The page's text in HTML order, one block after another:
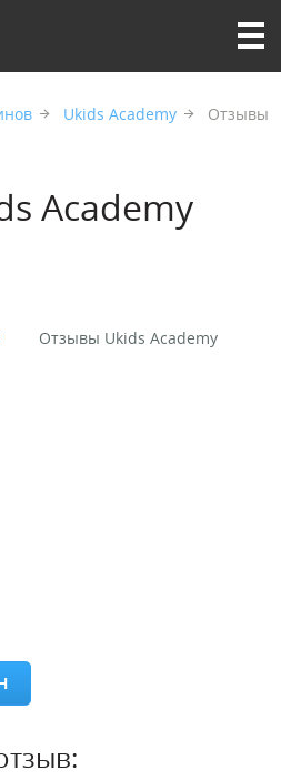
Ukids Academy Отзывы
Academy
Отзывы Ukids Academy